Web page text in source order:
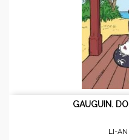
GAUGUIN.
LI-